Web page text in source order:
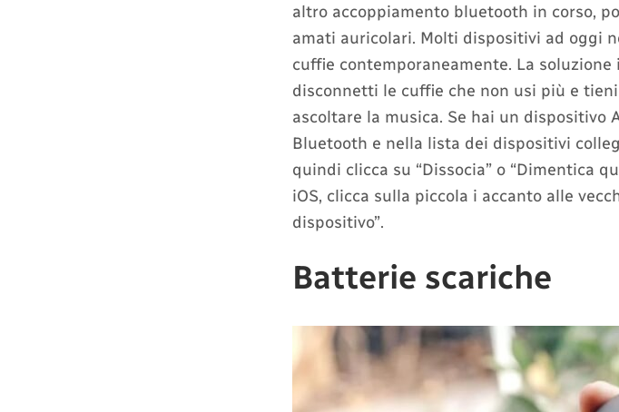
altro accoppiamento bluetooth in corso,
amati auricolari. Molti dispositivi ad oggi
cuffie contemporaneamente. La
disconnetti le cuffie che non usi più e
ascoltare la musica. Se hai un dispositivo
Bluetooth e nella lista dei dispositivi
quindi clicca su “Dissocia” o “Dimentica
iOS, clicca sulla piccola i accanto alle
dispositivo”.
Batterie scariche